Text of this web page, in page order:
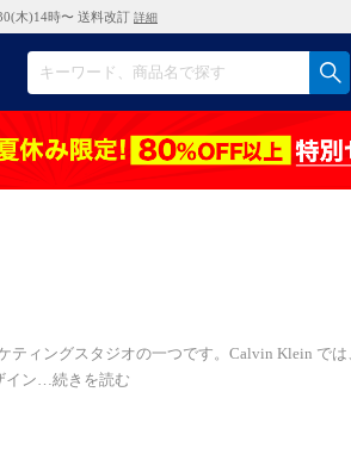
木)14時〜 送料改訂 詳細
ィングスタジオの一つです。Calvin Klein で
イン
続きを読む